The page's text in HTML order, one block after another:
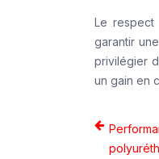
Le respect
garantir
privilégier
un gain en